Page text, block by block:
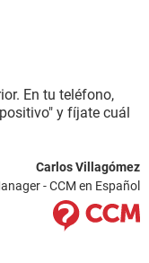
En tu teléfono,
y fíjate cuál
Carlos Villagómez
- CCM en Español